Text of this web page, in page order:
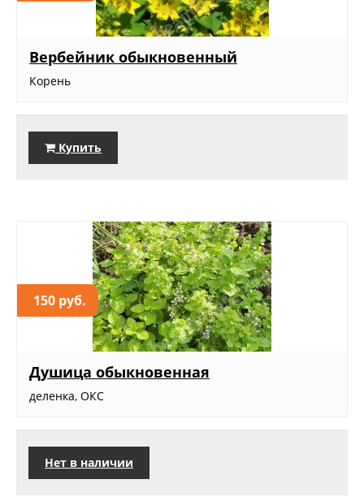
Вербейник обыкновенный
Корень
Купить
150 руб.
Душица обыкновенная
деленка, ОКС
Нет в наличии